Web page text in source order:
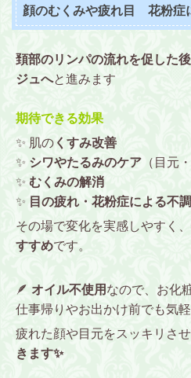
顔のむくみや疲れ目 花粉症
頚部のリンパの流れを促した
ジュへと進みます
期待できる効果
✨ 肌の くすみ改善
✨ シワやたるみのケア （目元
✨ むくみの解消
✨ 目の疲れ・花粉症による不
その場で変化を実感しやすく
すすめです。
🪶 オイル不使用 なので、お化
仕事帰りやお出かけ前でも気軽
疲れた顔や目元をスッキリさせ
きます✨